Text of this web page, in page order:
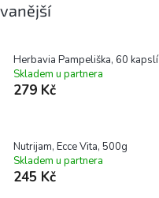
Herbavia Pampeliška, 60 kapslí
Skladem u partnera
279 Kč
Nutrijam, Ecce Vita, 500g
Skladem u partnera
245 Kč